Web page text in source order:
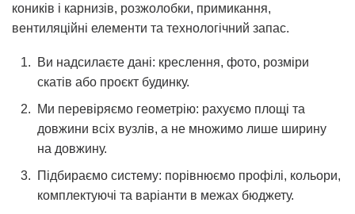
коників і карнизів, розжолобки, примикання,
вентиляційні елементи та технологічний запас.
Ви надсилаєте дані: креслення, фото, розміри
скатів або проєкт будинку.
Ми перевіряємо геометрію: рахуємо площі та
довжини всіх вузлів, а не множимо лише ширину
на довжину.
Підбираємо систему: порівнюємо профілі, кольори,
комплектуючі та варіанти в межах бюджету.